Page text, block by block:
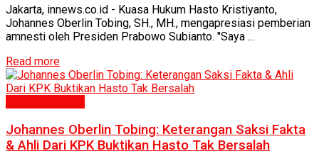
Jakarta, innews.co.id - Kuasa Hukum Hasto Kristiyanto,
Johannes Oberlin Tobing, SH., MH., mengapresiasi pemberian
amnesti oleh Presiden Prabowo Subianto. "Saya ...
Read more
Johannes Oberlin Tobing: Keterangan Saksi Fakta
& Ahli Dari KPK Buktikan Hasto Tak Bersalah